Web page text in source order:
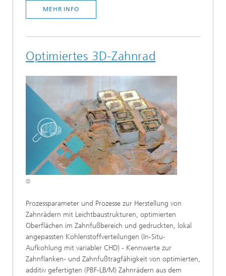
MEHR INFO
Optimiertes 3D-Zahnrad
©
Prozessparameter und Prozesse zur Herstellung von
Zahnrädern mit Leichtbaustrukturen, optimierten
Oberflächen im Zahnfußbereich und gedruckten, lokal
angepassten Kohlenstoffverteilungen (In-Situ-
Aufkohlung mit variabler CHD) - Kennwerte zur
Zahnflanken- und Zahnfußtragfähigkeit von optimierten,
additiv gefertigten (PBF-LB/M) Zahnrädern aus dem